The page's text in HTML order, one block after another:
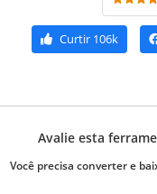
Curtir 106k
Avalie esta
Você precisa converter e